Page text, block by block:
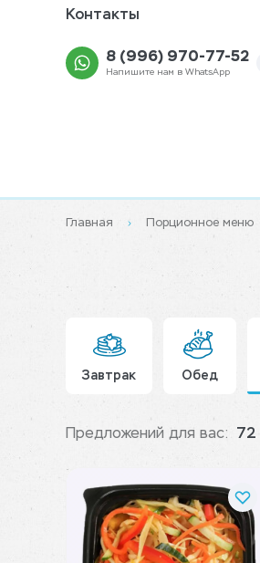
Контакты
8 (996) 970-77-52
Напишите нам в WhatsApp
Главная Порционное меню
Завтрак Обед
Предложений для вас: 72